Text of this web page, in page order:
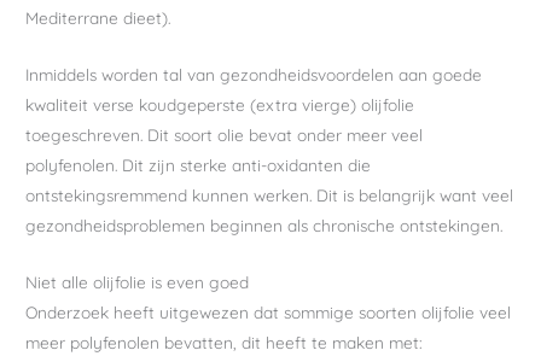
Mediterrane dieet).
Inmiddels worden tal van gezondheidsvoordelen aan goede
kwaliteit verse koudgeperste (extra vierge) olijfolie
toegeschreven. Dit soort olie bevat onder meer veel
polyfenolen. Dit zijn sterke anti-oxidanten die
ontstekingsremmend kunnen werken. Dit is belangrijk want veel
gezondheidsproblemen beginnen als chronische ontstekingen.
Niet alle olijfolie is even goed
Onderzoek heeft uitgewezen dat sommige soorten olijfolie veel
meer polyfenolen bevatten, dit heeft te maken met: